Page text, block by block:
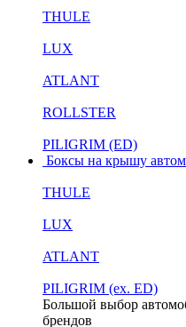
THULE
LUX
ATLANT
ROLLSTER
PILIGRIM (ED)
Боксы на крышу
THULE
LUX
ATLANT
PILIGRIM (ex. ED)
Большой выбор
брендов